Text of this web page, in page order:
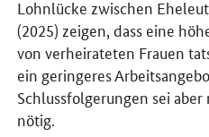
Lohnlücke zwischen
(2025) zeigen, dass eine
von verheirateten Frauen
ein geringeres
Schlussfolgerungen sei
nötig.